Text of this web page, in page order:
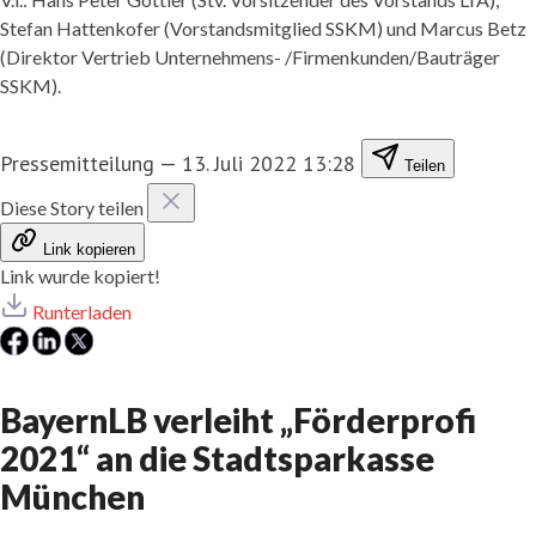
Stefan Hattenkofer (Vorstandsmitglied SSKM) und Marcus Betz
(Direktor Vertrieb Unternehmens- /Firmenkunden/Bauträger
SSKM).
Pressemitteilung — 13. Juli 2022 13:28 Teilen
Diese Story teilen
Link kopieren
Link wurde kopiert!
Runterladen
BayernLB verleiht „Förderprofi
2021“ an die Stadtsparkasse
München